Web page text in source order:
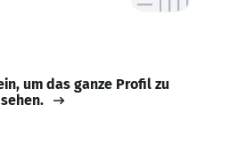
um das ganze Profil zu
sehen.